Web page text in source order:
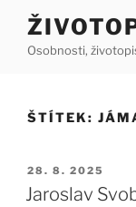
Přejít
obsahuOsobnosti,
ŠTÍTEK:
PUBLIKOVÁNO
28. 8. 2025
Jaroslav